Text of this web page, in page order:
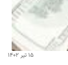
۱۵ تیر ۱۴۰۲